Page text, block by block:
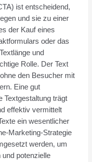
ist entscheidend,
und sie zu einer
der Kauf eines
oder das
und
Rolle. Der Text
den Besucher mit
Eine gut
Textgestaltung trägt
effektiv vermittelt
ein wesentlicher
Marketing-Strategie
werden, um
potenzielle